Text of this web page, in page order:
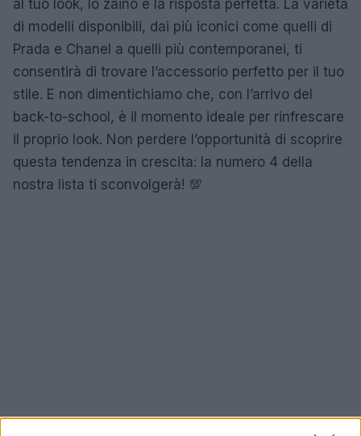
al tuo look, lo zaino è la risposta perfetta. La varietà
di modelli disponibili, dai più iconici come quelli di
Prada e Chanel a quelli più contemporanei, ti
consentirà di trovare l’accessorio perfetto per il tuo
stile. E non dimentichiamo che, con l’arrivo del
back-to-school, è il momento ideale per rinfrescare
il proprio look. Non perdere l’opportunità di scoprire
questa tendenza in crescita: la numero 4 della
nostra lista ti sconvolgerà! 💯